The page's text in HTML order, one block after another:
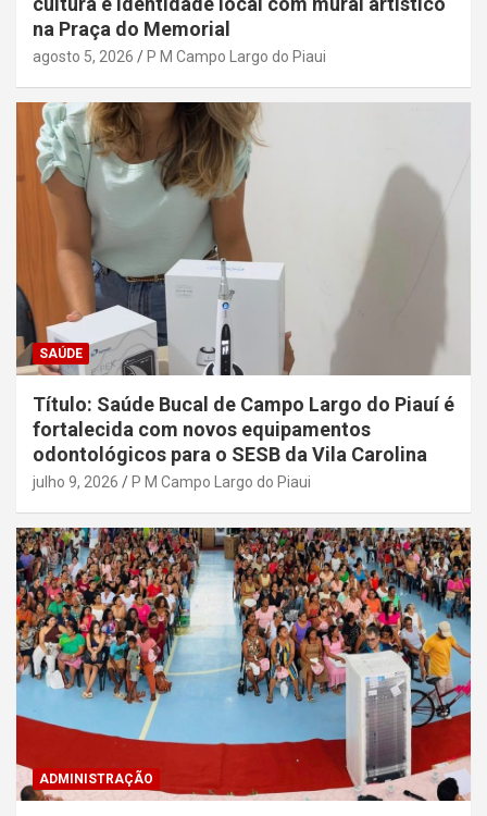
na Praça do Memorial
agosto 5, 2026 P M Campo Largo do Piaui
SAÚDE
Título: Saúde Bucal de Campo Largo do Piauí é
fortalecida com novos equipamentos
odontológicos para o SESB da Vila Carolina
julho 9, 2026 P M Campo Largo do Piaui
ADMINISTRAÇÃO